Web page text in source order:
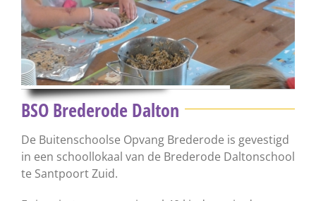
BSO Brederode Dalton
De Buitenschoolse Opvang Brederode is gevestigd
in een schoollokaal van de Brederode Daltonschool
te Santpoort Zuid.